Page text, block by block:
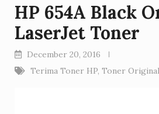
HP 654A Black
LaserJet Toner
December 20, 2016
Terima Toner HP, Toner Original